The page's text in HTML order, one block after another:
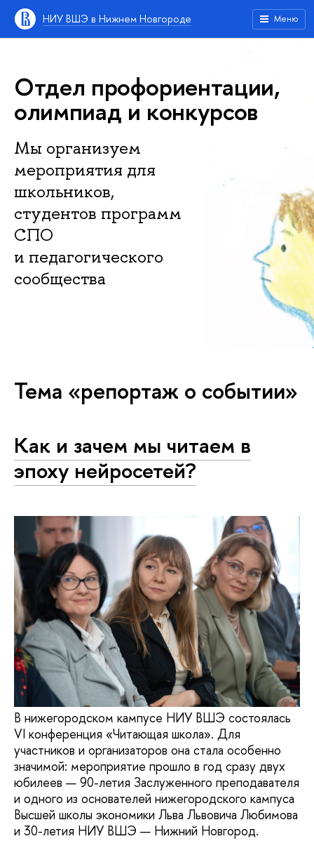
НИУ ВШЭ в Нижнем Новгороде Меню
Отдел профориентации,
олимпиад и конкурсов
Мы организуем
мероприятия для
школьников,
студентов программ
СПО
и педагогического
сообщества
Тема «репортаж о событии»
Как и зачем мы читаем в
эпоху нейросетей?
В нижегородском кампусе НИУ ВШЭ состоялась
VI конференция «Читающая школа». Для
участников и организаторов она стала особенно
значимой: мероприятие прошло в год сразу двух
юбилеев — 90-летия Заслуженного преподавателя
и одного из основателей нижегородского кампуса
Высшей школы экономики Льва Львовича Любимова
и 30-летия НИУ ВШЭ — Нижний Новгород.